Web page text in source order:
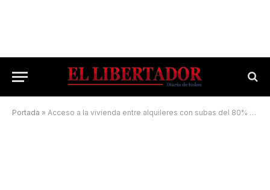
Portada » Acceso a la vivienda entre alquileres con subas del 80% y créditos UVA usureros